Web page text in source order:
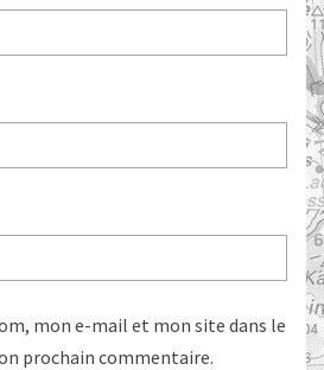
mon e-mail et mon site dans le
prochain commentaire.